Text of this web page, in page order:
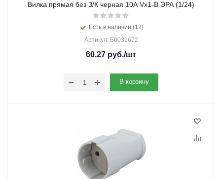
Вилка прямая без З/К черная 10А Vx1-B ЭРА (1/24)
Есть в наличии (12)
Артикул: Б0039672
60.27 руб./шт
В корзину